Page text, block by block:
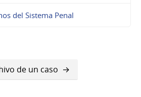
del Sistema Penal
de un caso